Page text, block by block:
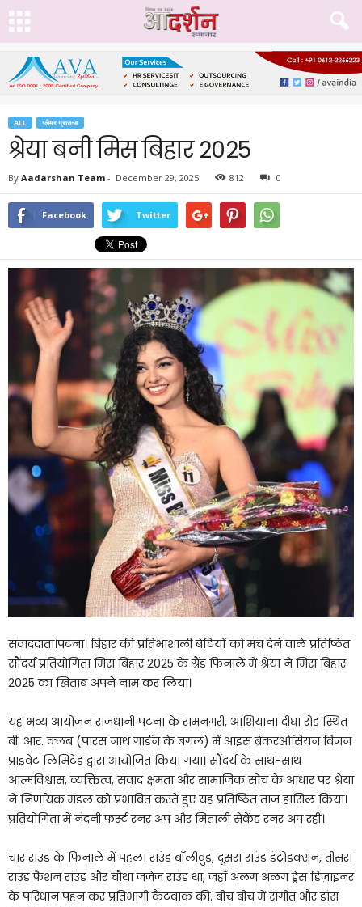
ALL ग्लैमर ग्राउन्ड
श्रेया बनी मिस बिहार 2025
By Aadarshan Team - December 29, 2025 812 0
Facebook Twitter
संवाददाता।पटना। बिहार की प्रतिभाशाली बेटियों को मंच देने वाले प्रतिष्ठित
सौंदर्य प्रतियोगिता मिस बिहार 2025 के ग्रैंड फिनाले में श्रेया ने मिस बिहार
2025 का खिताब अपने नाम कर लिया।
यह भव्य आयोजन राजधानी पटना के रामनगरी, आशियाना दीघा रोड स्थित
बी. आर. क्लब (पारस नाथ गार्डन के बगल) में आइस ब्रेकरओसियन विजन
प्राइवेट लिमिटेड द्वारा आयोजित किया गया। सौंदर्य के साथ-साथ
आत्मविश्वास, व्यक्तित्व, संवाद क्षमता और सामाजिक सोच के आधार पर श्रेया
ने निर्णायक मंडल को प्रभावित करते हुए यह प्रतिष्ठित ताज हासिल किया।
प्रतियोगिता में नंदनी फर्स्ट रनर अप और मिताली सेकेंड रनर अप रहीं।
चार राउंड के फिनाले में पहला राउंड बॉलीवुड, दूसरा राउंड इंट्रोडक्शन, तीसरा
राउंड फैशन राउंड और चौथा जजेज राउंड था, जहाँ अलग अलग ड्रेस डिज़ाइनर
के परिधान पहन कर प्रतिभागी कैटवाक की. बीच बीच में संगीत और डांस